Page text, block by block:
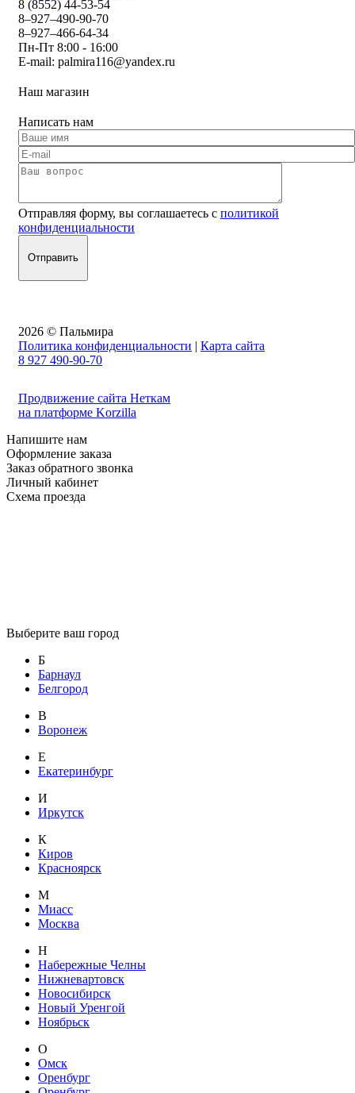
8 (8552) 44-53-54
8–927–490-90-70
8–927–466-64-34
Пн-Пт 8:00 - 16:00
E-mail: palmira116@yandex.ru
Наш магазин
Написать нам
Отправляя форму, вы соглашаетесь с политикой
конфиденциальности
2026 © Пальмира
Политика конфиденциальности | Карта сайта
8 927 490-90-70
Продвижение сайта Неткам
на платформе Korzilla
Напишите нам
Оформление заказа
Заказ обратного звонка
Личный кабинет
Схема проезда
Выберите ваш город
Б
Барнаул
Белгород
В
Воронеж
Е
Екатеринбург
И
Иркутск
К
Киров
Красноярск
М
Миасс
Москва
Н
Набережные Челны
Нижневартовск
Новосибирск
Новый Уренгой
Ноябрьск
О
Омск
Оренбург